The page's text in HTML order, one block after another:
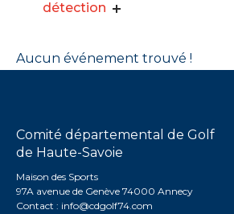
détection
Aucun événement trouvé !
Comité départemental de Golf
de Haute-Savoie
Maison des Sports
97A avenue de Genève 74000 Annecy
Contact : info@cdgolf74.com